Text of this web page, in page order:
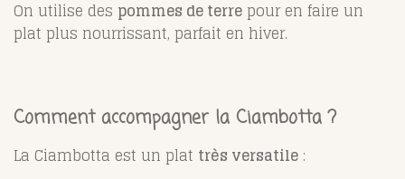
On utilise des pommes de terre pour en faire un
plat plus nourrissant, parfait en hiver.
Comment accompagner la Ciambotta ?
La Ciambotta est un plat très versatile :